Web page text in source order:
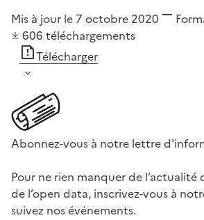
Mis à jour le 7 octobre 2020
606 téléchargements
Télécharger
Abonnez-vous à notre lettre
Pour ne rien manquer de l’actualité
de l’open data, inscrivez-vous à
suivez nos événements.